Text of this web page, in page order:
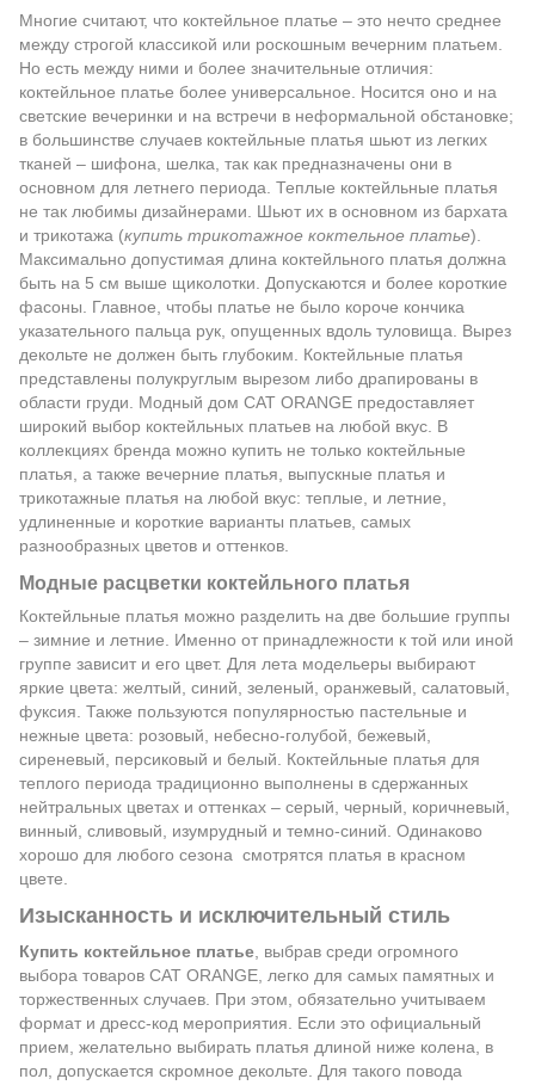
Многие считают, что коктейльное платье – это нечто среднее
между строгой классикой или роскошным вечерним платьем.
Но есть между ними и более значительные отличия:
коктейльное платье более универсальное. Носится оно и на
светские вечеринки и на встречи в неформальной обстановке;
в большинстве случаев коктейльные платья шьют из легких
тканей – шифона, шелка, так как предназначены они в
основном для летнего периода. Теплые коктейльные платья
не так любимы дизайнерами. Шьют их в основном из бархата
и трикотажа (купить трикотажное коктельное платье).
Максимально допустимая длина коктейльного платья должна
быть на 5 см выше щиколотки. Допускаются и более короткие
фасоны. Главное, чтобы платье не было короче кончика
указательного пальца рук, опущенных вдоль туловища. Вырез
декольте не должен быть глубоким. Коктейльные платья
представлены полукруглым вырезом либо драпированы в
области груди. Модный дом CAT ORANGE предоставляет
широкий выбор коктейльных платьев на любой вкус. В
коллекциях бренда можно купить не только коктейльные
платья, а также вечерние платья, выпускные платья и
трикотажные платья на любой вкус: теплые, и летние,
удлиненные и короткие варианты платьев, самых
разнообразных цветов и оттенков.
Модные расцветки коктейльного платья
Коктейльные платья можно разделить на две большие группы
– зимние и летние. Именно от принадлежности к той или иной
группе зависит и его цвет. Для лета модельеры выбирают
яркие цвета: желтый, синий, зеленый, оранжевый, салатовый,
фуксия. Также пользуются популярностью пастельные и
нежные цвета: розовый, небесно-голубой, бежевый,
сиреневый, персиковый и белый. Коктейльные платья для
теплого периода традиционно выполнены в сдержанных
нейтральных цветах и оттенках – серый, черный, коричневый,
винный, сливовый, изумрудный и темно-синий. Одинаково
хорошо для любого сезона смотрятся платья в красном
цвете.
Изысканность и исключительный стиль
Купить коктейльное платье , выбрав среди огромного
выбора товаров CAT ORANGE, легко для самых памятных и
торжественных случаев. При этом, обязательно учитываем
формат и дресс-код мероприятия. Если это официальный
прием, желательно выбирать платья длиной ниже колена, в
пол, допускается скромное декольте. Для такого повода